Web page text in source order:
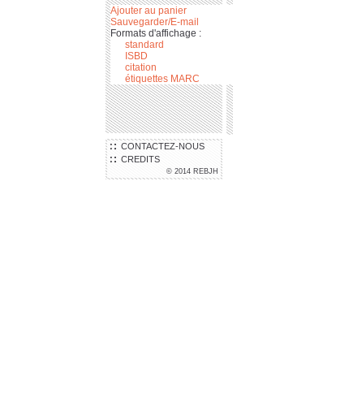
CONTACTEZ-NOUS
CREDITS
© 2014 REBJH
Ajouter au panier
Sauvegarder/E-mail
Formats d'affichage :
standard
ISBD
citation
étiquettes MARC